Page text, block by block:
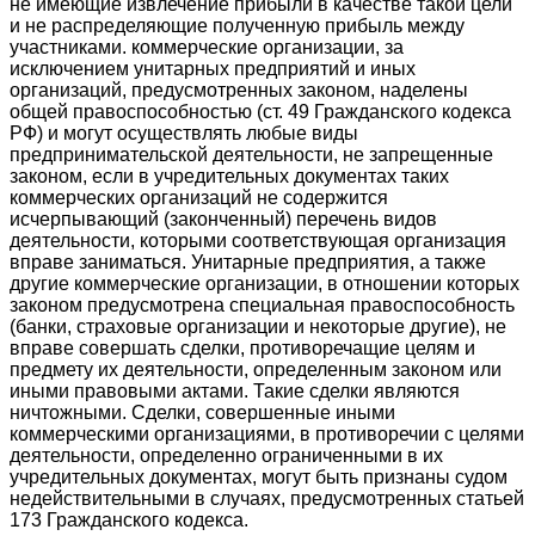
и не распределяющие полученную прибыль между
участниками. коммерческие организации, за
исключением унитарных предприятий и иных
организаций, предусмотренных законом, наделены
общей правоспособностью (ст. 49 Гражданского кодекса
РФ) и могут осуществлять любые виды
предпринимательской деятельности, не запрещенные
законом, если в учредительных документах таких
коммерческих организаций не содержится
исчерпывающий (законченный) перечень видов
деятельности, которыми соответствующая организация
вправе заниматься. Унитарные предприятия, а также
другие коммерческие организации, в отношении которых
законом предусмотрена специальная правоспособность
(банки, страховые организации и некоторые другие), не
вправе совершать сделки, противоречащие целям и
предмету их деятельности, определенным законом или
иными правовыми актами. Такие сделки являются
ничтожными. Сделки, совершенные иными
коммерческими организациями, в противоречии с целями
деятельности, определенно ограниченными в их
учредительных документах, могут быть признаны судом
недействительными в случаях, предусмотренных статьей
173 Гражданского кодекса.